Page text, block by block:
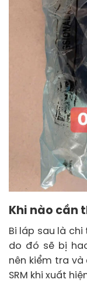
Khi nào cần
Bi láp sau là
do đó sẽ bị
nên kiểm tra
SRM khi xuất